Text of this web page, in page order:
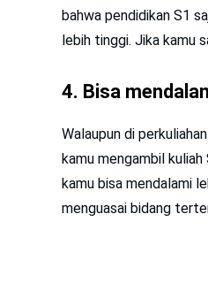
bahwa pendidikan S1
lebih tinggi. Jika kamu
4. Bisa
Walaupun di
kamu mengambil
kamu bisa mendalami
menguasai bidang